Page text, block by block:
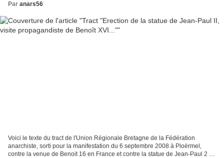
Par anars56
Voici le texte du tract de l'Union Régionale Bretagne de la Fédération
anarchiste, sorti pour la manifestation du 6 septembre 2008 à Ploërmel,
contre la venue de Benoit 16 en France et contre la statue de Jean-Paul 2 à